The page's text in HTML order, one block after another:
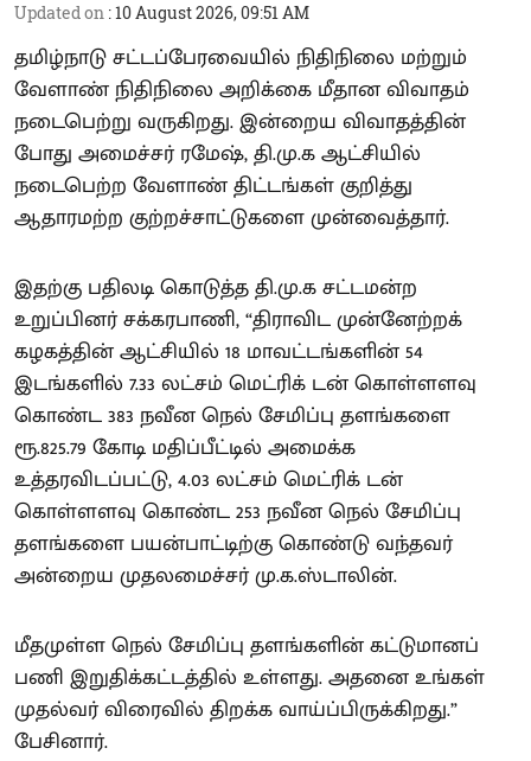
Updated on :10 August 2026, 09:51 AM
தமிழ்நாடு சட்டப்பேரவையில் நிதிநிலை மற்றும்
வேளாண் நிதிநிலை அறிக்கை மீதான விவாதம்
நடைபெற்று வருகிறது. இன்றைய விவாதத்தின்
போது அமைச்சர் ரமேஷ், தி.மு.க ஆட்சியில்
நடைபெற்ற வேளாண் திட்டங்கள் குறித்து
ஆதாரமற்ற குற்றச்சாட்டுகளை முன்வைத்தார்.
இதற்கு பதிலடி கொடுத்த தி.மு.க சட்டமன்ற
உறுப்பினர் சக்கரபாணி, “திராவிட முன்னேற்றக்
கழகத்தின் ஆட்சியில் 18 மாவட்டங்களின் 54
இடங்களில் 7.33 லட்சம் மெட்ரிக் டன் கொள்ளளவு
கொண்ட 383 நவீன நெல் சேமிப்பு தளங்களை
ரூ.825.79 கோடி மதிப்பீட்டில் அமைக்க
உத்தரவிடப்பட்டு, 4.03 லட்சம் மெட்ரிக் டன்
கொள்ளளவு கொண்ட 253 நவீன நெல் சேமிப்பு
தளங்களை பயன்பாட்டிற்கு கொண்டு வந்தவர்
அன்றைய முதலமைச்சர் மு.க.ஸ்டாலின்.
மீதமுள்ள நெல் சேமிப்பு தளங்களின் கட்டுமானப்
பணி இறுதிக்கட்டத்தில் உள்ளது. அதனை உங்கள்
முதல்வர் விரைவில் திறக்க வாய்ப்பிருக்கிறது.”
பேசினார்.